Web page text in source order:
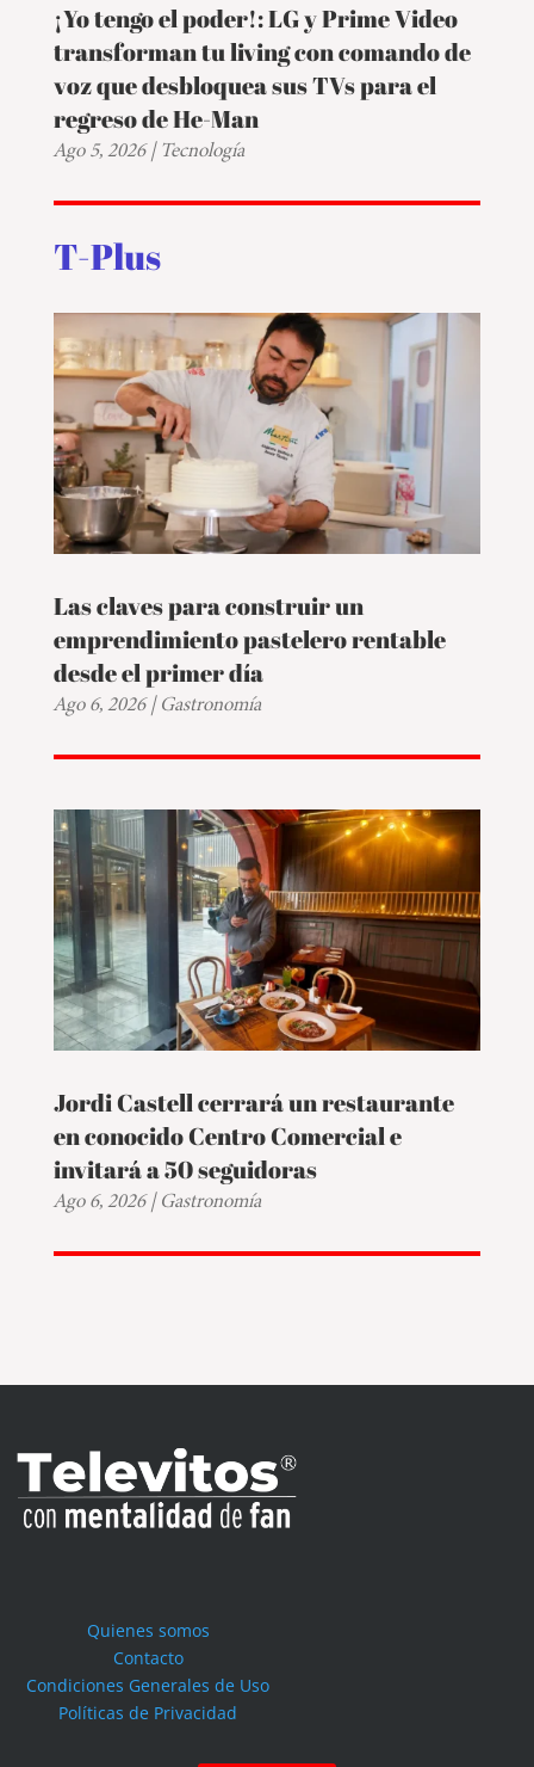
¡Yo tengo el poder!: LG y Prime Video
transforman tu living con comando de
voz que desbloquea sus TVs para el
regreso de He-Man
Ago 5, 2026|Tecnología
T-Plus
Las claves para construir un
emprendimiento pastelero rentable
desde el primer día
Ago 6, 2026|Gastronomía
Jordi Castell cerrará un restaurante
en conocido Centro Comercial e
invitará a 50 seguidoras
Ago 6, 2026|Gastronomía
Quienes somos
Contacto
Condiciones Generales de Uso
Políticas de Privacidad